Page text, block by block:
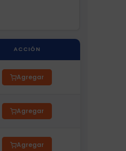
ACCIÓN
Agregar
Agregar
Agregar